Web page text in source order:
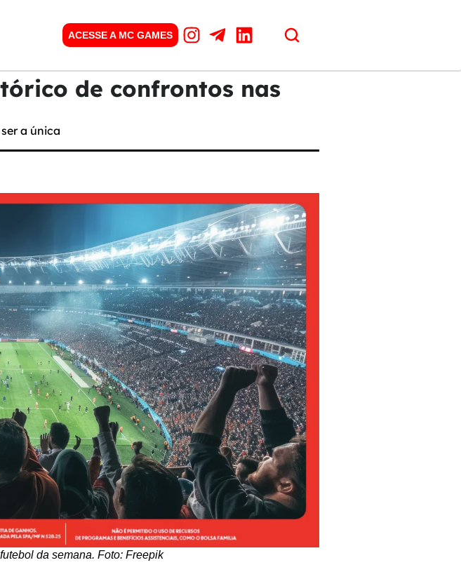
ACESSE A MC GAMES
de confrontos nas
a única
da semana. Foto: Freepik